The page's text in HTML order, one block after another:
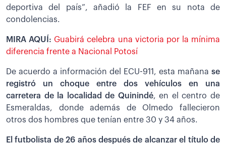
deportiva del país”, añadió la FEF en su nota de
condolencias.
MIRA AQUÍ: Guabirá celebra una victoria por la mínima
diferencia frente a Nacional Potosí
De acuerdo a información del ECU-911, esta mañana se
registró un choque entre dos vehículos en una
carretera de la localidad de Quinindé, en el centro de
Esmeraldas, donde además de Olmedo fallecieron
otros dos hombres que tenían entre 30 y 34 años.
El futbolista de 26 años después de alcanzar el título de